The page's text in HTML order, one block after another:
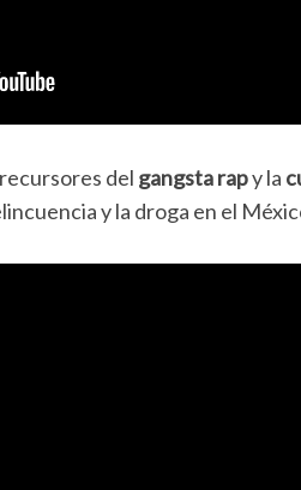
del gangsta rapy la
y la droga en el